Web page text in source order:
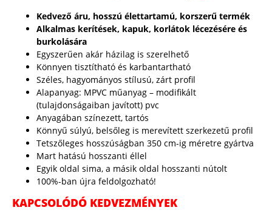
Kedvező áru, hosszú élettartamú, korszerű termék
Alkalmas kerítések, kapuk, korlátok lécezésére és
burkolására
Egyszerűen akár házilag is szerelhető
Könnyen tisztítható és karbantartható
Széles, hagyományos stílusú, zárt profil
Alapanyag: MPVC műanyag – modifikált
(tulajdonságaiban javított) pvc
Anyagában színezett, tartós
Könnyű súlyú, belsőleg is merevített szerkezetű profil
Tetszőleges hosszúságban 350 cm-ig méretre gyártva
Mart hatású hosszanti éllel
Egyik oldal sima, a másik oldal hosszanti nútolt
100%-ban újra feldolgozható!
KAPCSOLÓDÓ KEDVEZMÉNYEK